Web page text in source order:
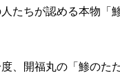
たちが認める本物「
、開福丸の「鯵のた